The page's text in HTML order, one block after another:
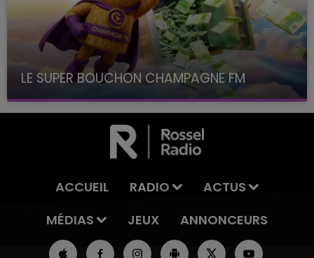
LE SUPER BOUCHON CHAMPAGNE FM
avec La Famille Champagne FM, à 8H10
ACCUEIL RADIO
ACTUS
MÉDIAS
JEUX ANNONCEURS